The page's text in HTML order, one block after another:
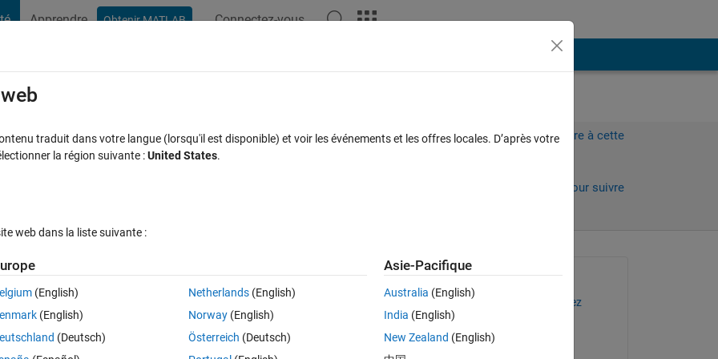
Apprendre Obtenir MATLAB Connectez-vous
​​from a vector?
Connectez-vous pour répondre à cette
Connectez-vous pour suivre
Afficher commentaires plus anciens
with, it has more than 10,000 elements, but I just need to know the
values ​​to graph it, could you suggest a way to obtain it please?
Jorge Armando Vazquez
le 10 Juil 2024
traduit dans votre langue (lorsqu'il est disponible) et voir les événements et les offres locales. D’après votre
la région suivante :United States.
web dans la liste suivante :
(English)
(English)
(Deutsch)
Netherlands(English)
Norway(English)
Österreich (Deutsch)
Asie-Pacifique
Australia (English)
India (English)
New Zealand (English)